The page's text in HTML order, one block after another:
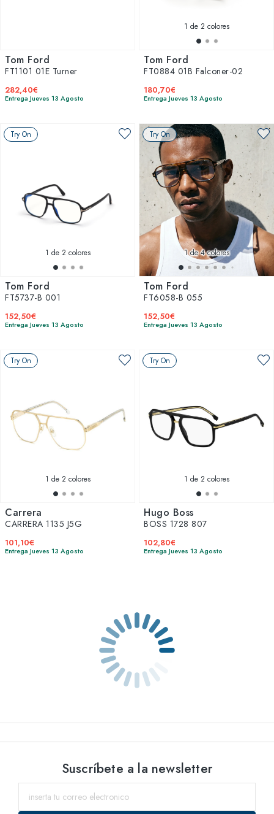
Tom Ford
FT1101 01E Turner
282,40€
Entrega Jueves 13 Agosto
1 de 2 colores
Tom Ford
FT0884 01B Falconer-02
180,70€
Entrega Jueves 13 Agosto
Try On
1 de 2 colores
Tom Ford
FT5737-B 001
152,50€
Entrega Jueves 13 Agosto
Try On
1de 4 colores
Tom Ford
FT6058-B 055
152,50€
Entrega Jueves 13 Agosto
Try On
1 de 2 colores
Carrera
CARRERA 1135 J5G
101,10€
Entrega Jueves 13 Agosto
Try On
1 de 2 colores
Hugo Boss
BOSS 1728 807
102,80€
Entrega Jueves 13 Agosto
Suscríbete a la newsletter